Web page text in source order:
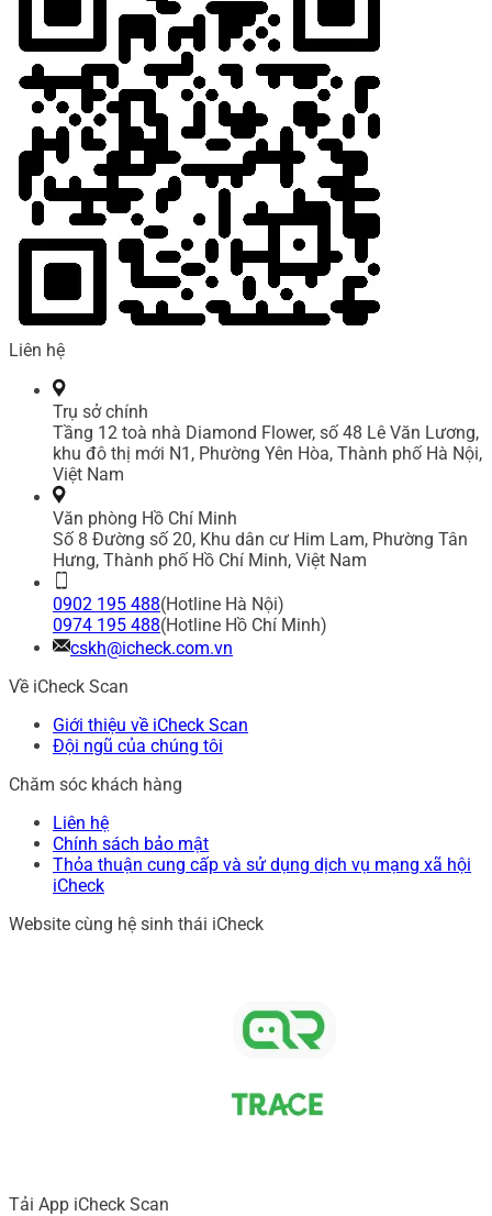
Liên hệ
Trụ sở chính
Tầng 12 toà nhà Diamond Flower, số 48 Lê Văn Lương,
khu đô thị mới N1, Phường Yên Hòa, Thành phố Hà Nội,
Việt Nam
Văn phòng Hồ Chí Minh
Số 8 Đường số 20, Khu dân cư Him Lam, Phường Tân
Hưng, Thành phố Hồ Chí Minh, Việt Nam
0902 195 488(Hotline Hà Nội)
0974 195 488(Hotline Hồ Chí Minh)
cskh@icheck.com.vn
Về iCheck Scan
Giới thiệu về iCheck Scan
Đội ngũ của chúng tôi
Chăm sóc khách hàng
Liên hệ
Chính sách bảo mật
Thỏa thuận cung cấp và sử dụng dịch vụ mạng xã hội
iCheck
Website cùng hệ sinh thái iCheck
Tải App iCheck Scan